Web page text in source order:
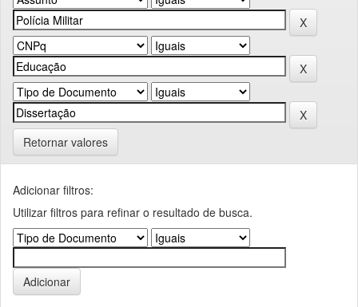
Retornar valores
Adicionar filtros:
Utilizar filtros para refinar o resultado de busca.